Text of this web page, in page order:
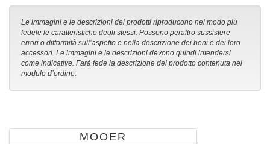
Le immagini e le descrizioni dei prodotti riproducono nel modo più
fedele le caratteristiche degli stessi. Possono peraltro sussistere
errori o difformità sull’aspetto e nella descrizione dei beni e dei loro
accessori. Le immagini e le descrizioni devono quindi intendersi
come indicative. Farà fede la descrizione del prodotto contenuta nel
modulo d’ordine.
MOOER